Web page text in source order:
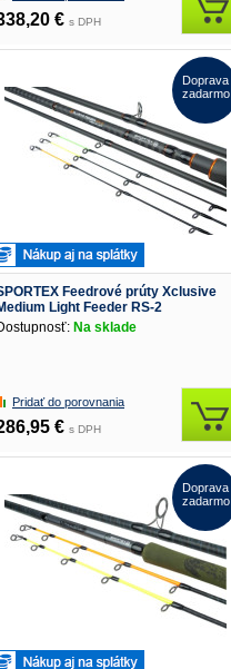
€ s DPH
Feedrové prúty Xclusive
Light Feeder RS-2
Na sklade
Pridať do porovnania
€ s DPH
Doprava
zadarmo
Doprava
zadarmo